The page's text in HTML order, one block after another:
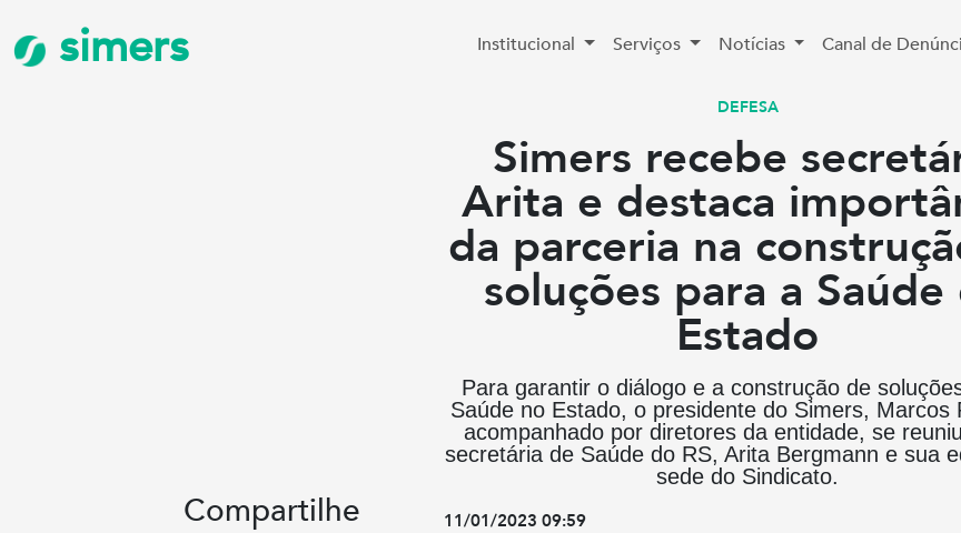
simers Institucional Serviços Notícias Canal de
DEFESA
Simers recebe
Arita e destaca
da parceria na
soluções para a Saúde
Estado
Para garantir o diálogo e a construção de
Saúde no Estado, o presidente do Simers, Marcos
acompanhado por diretores da entidade, se
secretária de Saúde do RS, Arita Bergmann e sua
sede do Sindicato.
Compartilhe 11/01/2023 09:59